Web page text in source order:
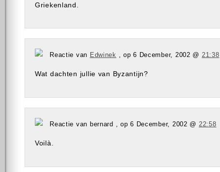
Griekenland.
Reactie van Edwinek , op 6 December, 2002 @ 21:38
Wat dachten jullie van Byzantijn?
Reactie van bernard , op 6 December, 2002 @ 22:58
Voilà.